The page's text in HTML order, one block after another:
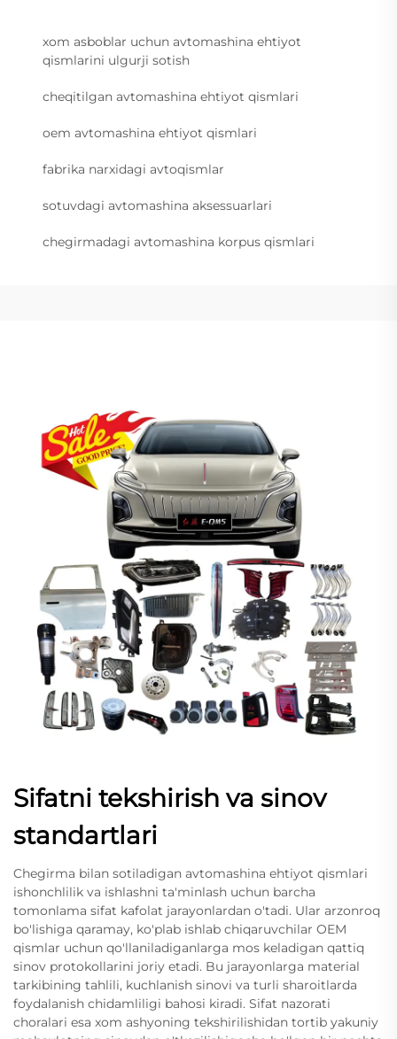
xom asboblar uchun avtomashina ehtiyot
qismlarini ulgurji sotish
cheqitilgan avtomashina ehtiyot qismlari
oem avtomashina ehtiyot qismlari
fabrika narxidagi avtoqismlar
sotuvdagi avtomashina aksessuarlari
chegirmadagi avtomashina korpus qismlari
Sifatni tekshirish va sinov
standartlari
Chegirma bilan sotiladigan avtomashina ehtiyot qismlari
ishonchlilik va ishlashni ta'minlash uchun barcha
tomonlama sifat kafolat jarayonlardan o'tadi. Ular arzonroq
bo'lishiga qaramay, ko'plab ishlab chiqaruvchilar OEM
qismlar uchun qo'llaniladiganlarga mos keladigan qattiq
sinov protokollarini joriy etadi. Bu jarayonlarga material
tarkibining tahlili, kuchlanish sinovi va turli sharoitlarda
foydalanish chidamliligi bahosi kiradi. Sifat nazorati
choralari esa xom ashyoning tekshirilishidan tortib yakuniy